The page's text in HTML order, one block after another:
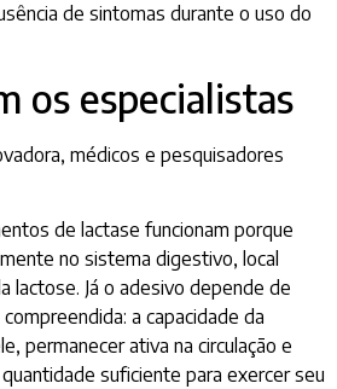
de sintomas durante o uso do
os especialistas
médicos e pesquisadores
de lactase funcionam porque
no sistema digestivo, local
lactose. Já o adesivo depende de
a capacidade da
permanecer ativa na circulação e
suficiente para exercer seu